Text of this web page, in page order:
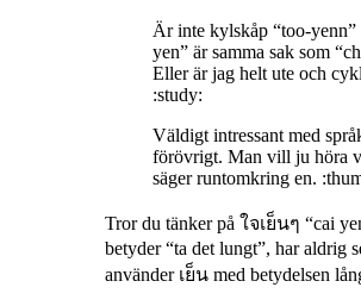
Är inte kylskåp “too-yenn”
yen” är samma sak som
Eller är jag helt ute och
:study:
Väldigt intressant med
förövrigt. Man vill ju höra
säger runtomkring en.
Tror du tänker på ใจเย็นๆ “cai
betyder “ta det lungt”, har aldrig
använder เย็น med betydelsen